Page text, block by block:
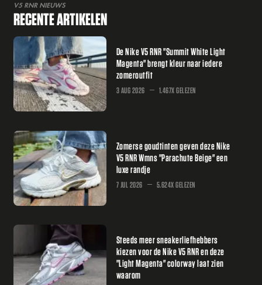
V5 RNR NIEUWS
RECENTE ARTIKELEN
De Nike V5 RNR "Summit White Light
Magenta" brengt kleur naar iedere
zomeroutfit
3 AUG 2026 1.467X GELEZEN
Zomerse goudtinten geven deze Nike
V5 RNR Wmns "Parachute Beige" een
luxe randje
7 JUL 2026 5.624X GELEZEN
Steeds meer sneakerliefhebbers
kiezen voor de Nike V5 RNR en deze
"Light Magenta" colorway laat zien
waarom